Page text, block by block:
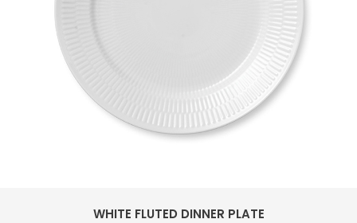
WHITE FLUTED DESSERT PLATE